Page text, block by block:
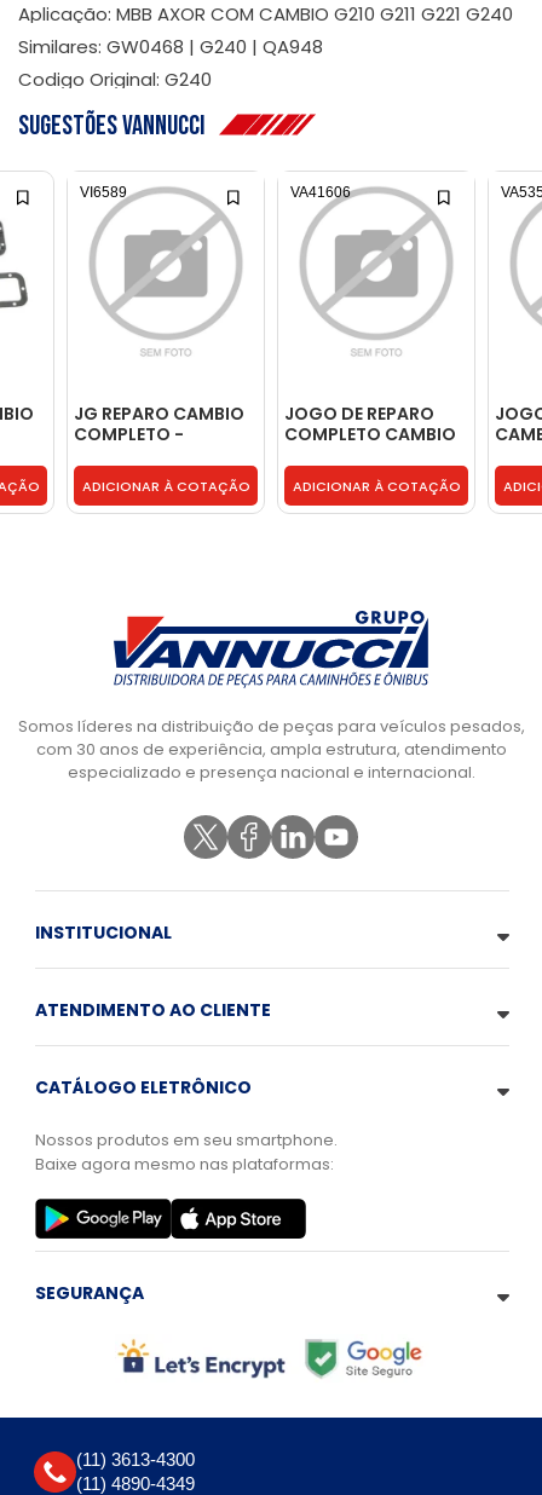
Aplicação: MBB AXOR COM CAMBIO G210 G211 G221 G240
Similares: GW0468 | G240 | QA948
Codigo Original: G240
Sugestões Vannucci
JG REPARO CAMBIO
COMPLETO -
ADICIONAR À COTAÇÃO
VI6589
JOGO DE REPARO
COMPLETO CAMBIO
ADICIONAR À COTAÇÃO
VA41606
Somos líderes na distribuição de peças para veículos pesados,
com 30 anos de experiência, ampla estrutura, atendimento
especializado e presença nacional e internacional.
INSTITUCIONAL
ATENDIMENTO AO CLIENTE
CATÁLOGO ELETRÔNICO
Nossos produtos em seu smartphone.
Baixe agora mesmo nas plataformas:
SEGURANÇA
(11) 3613-4300
(11) 4890-4349